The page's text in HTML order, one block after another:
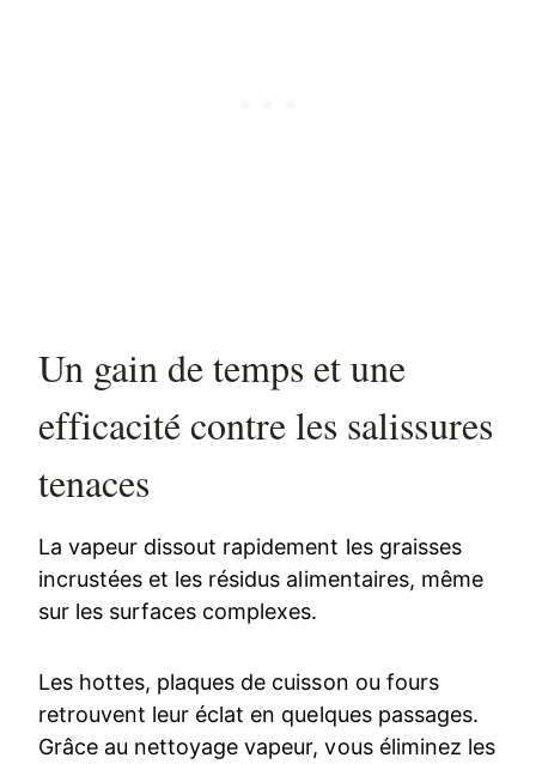
Un gain de temps et une
efficacité contre les salissures
tenaces
La vapeur dissout rapidement les graisses
incrustées et les résidus alimentaires, même
sur les surfaces complexes.
Les hottes, plaques de cuisson ou fours
retrouvent leur éclat en quelques passages.
Grâce au nettoyage vapeur, vous éliminez les